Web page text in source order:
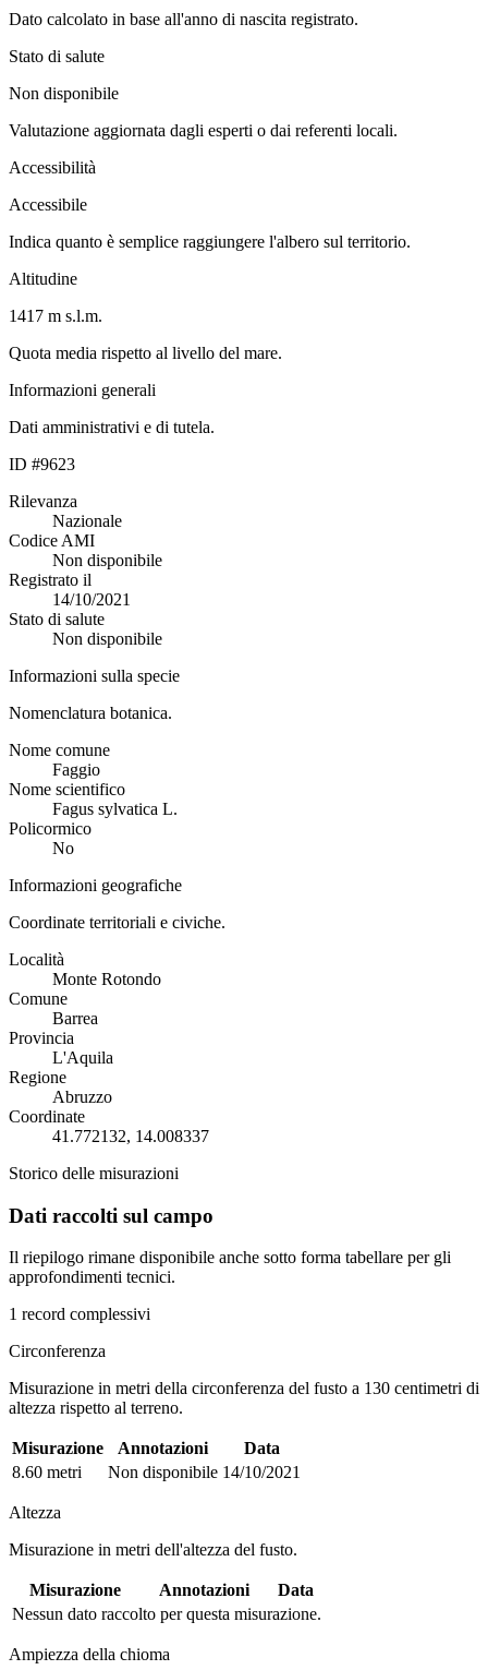
Dato calcolato in base all'anno di nascita registrato.
Stato di salute
Non disponibile
Valutazione aggiornata dagli esperti o dai referenti locali.
Accessibilità
Accessibile
Indica quanto è semplice raggiungere l'albero sul territorio.
Altitudine
1417 m s.l.m.
Quota media rispetto al livello del mare.
Informazioni generali
Dati amministrativi e di tutela.
ID #9623
Rilevanza
Nazionale
Codice AMI
Non disponibile
Registrato il
14/10/2021
Stato di salute
Non disponibile
Informazioni sulla specie
Nomenclatura botanica.
Nome comune
Faggio
Nome scientifico
Fagus sylvatica L.
Policormico
No
Informazioni geografiche
Coordinate territoriali e civiche.
Località
Monte Rotondo
Comune
Barrea
Provincia
L'Aquila
Regione
Abruzzo
Coordinate
41.772132, 14.008337
Storico delle misurazioni
Dati raccolti sul campo
Il riepilogo rimane disponibile anche sotto forma tabellare per gli
approfondimenti tecnici.
1 record complessivi
Circonferenza
Misurazione in metri della circonferenza del fusto a 130 centimetri di
altezza rispetto al terreno.
Misurazione Annotazioni
Data
8.60 metri
Non disponibile 14/10/2021
Altezza
Misurazione in metri dell'altezza del fusto.
Misurazione Annotazioni
Data
Nessun dato raccolto per questa misurazione.
Ampiezza della chioma